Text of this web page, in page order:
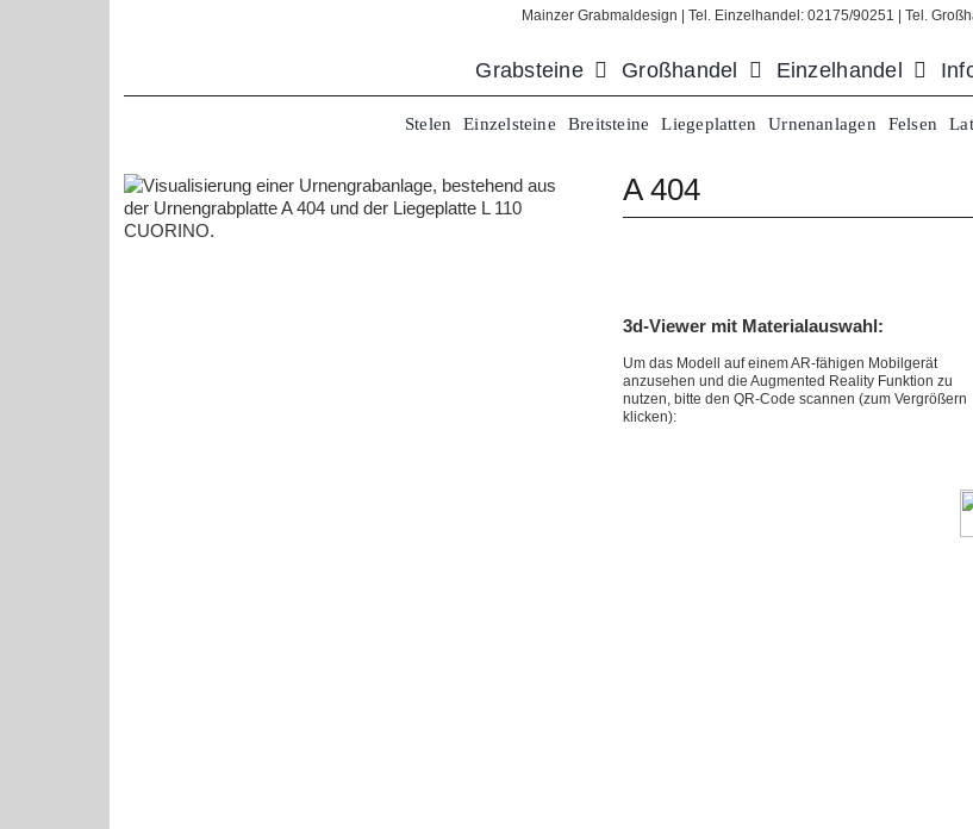
Mainzer Grabmaldesign | Tel. Einzelhandel: 02175/90251 | Tel.
Grabsteine Großhandel Einzelhandel
Stelen Einzelsteine Breitsteine Liegeplatten Urnenanlagen Felsen
A 404
3d-Viewer mit Materialauswahl:
Um das Modell auf einemAR-fähigen Mobilgerät
anzusehen und die Augmented Reality Funktion zu
nutzen, bitte den QR-Code scannen (zum Vergrößern
klicken):